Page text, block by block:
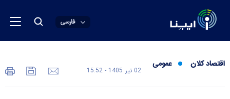
فارسی
اقتصاد کلان عمومی
02 تير 1405 - 15:52